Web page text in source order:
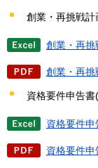
創業・再挑戦計
創業・再挑
創業・再挑
資格要件申告
資格要件申
資格要件申